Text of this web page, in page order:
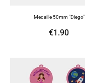
Medaille 50mm "Diego"
€1.90